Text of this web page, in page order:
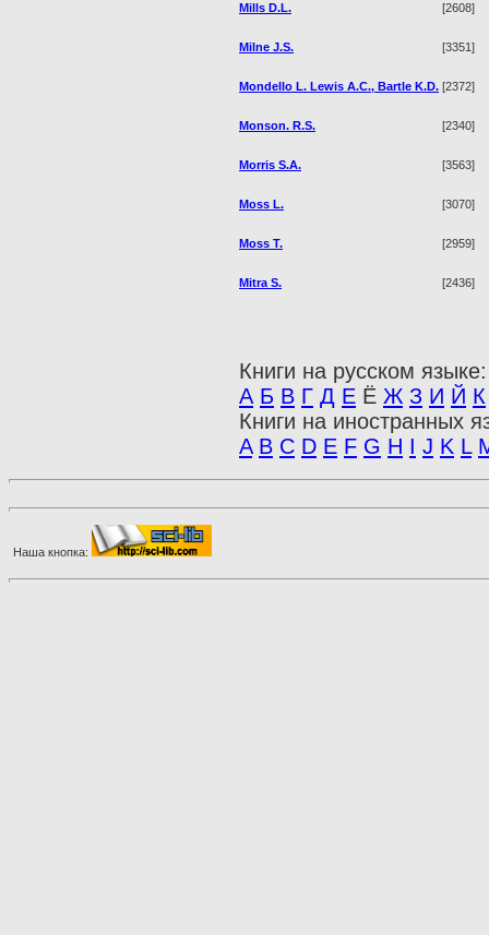
Mills D.L. [2608]
Milne J.S. [3351]
Mondello L. Lewis A.C., Bartle K.D. [2372]
Monson. R.S. [2340]
Morris S.A. [3563]
Moss L. [3070]
Moss T. [2959]
Mitra S. [2436]
Книги на русском языке:
А Б В Г Д Е Ё Ж З И Й К
Книги на иностранных
A B C D E F G H I J K L
Наша кнопка: